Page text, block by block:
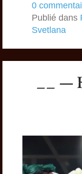
0
Publié dans
Svetlana